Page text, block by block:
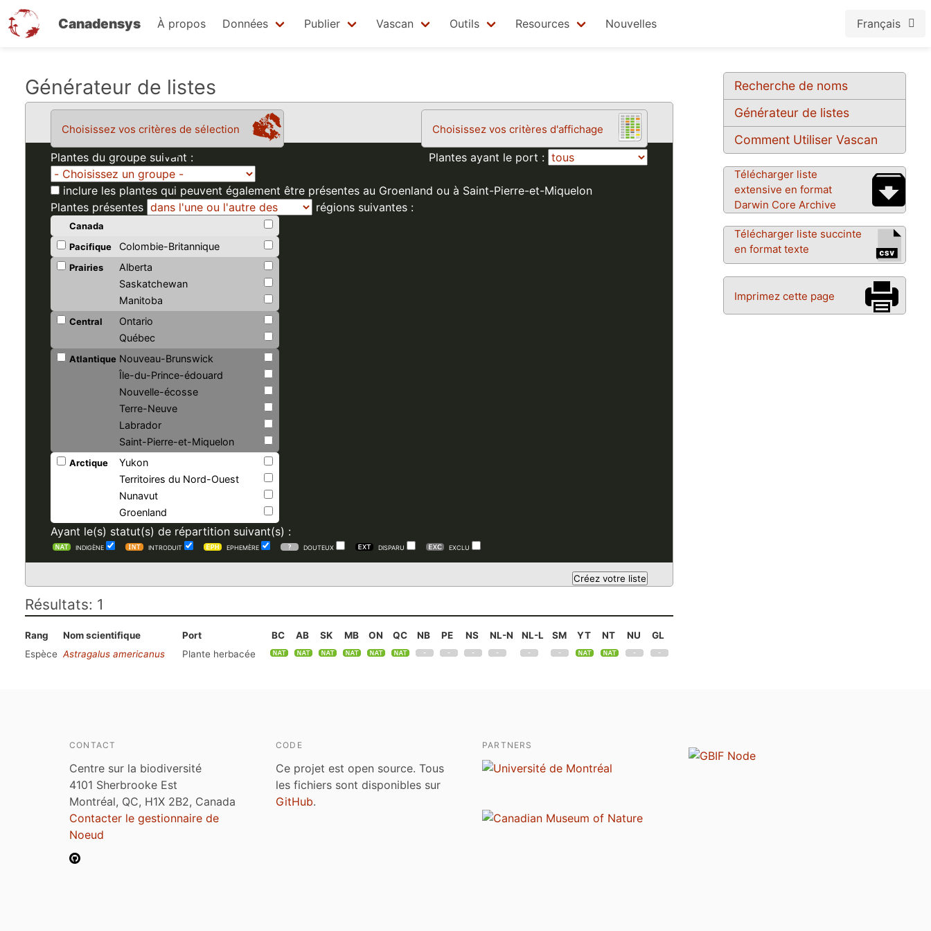
Canadensys À propos Données Publier Vascan Outils Resources Nouvelles Français
Recherche de noms
Générateur de listes
Comment Utiliser Vascan
Télécharger liste
extensive en format
Darwin Core Archive
Télécharger liste succinte
en format texte
Imprimez cette page
Générateur de listes
Choisissez vos critères de sélection Choisissez vos critères d'affichage
Plantes ayant le port :
Plantes du groupe suivant :
inclure les plantes qui peuvent également être présentes au Groenland ou à Saint-Pierre-et-Miquelon
Plantes présentes
régions suivantes :
Canada
Pacifique
Colombie-Britannique
Prairies
Alberta
Saskatchewan
Manitoba
Central
Ontario
Québec
Atlantique Nouveau-Brunswick
Île-du-Prince-édouard
Nouvelle-écosse
Terre-Neuve
Labrador
Saint-Pierre-et-Miquelon
Arctique
Yukon
Territoires du Nord-Ouest
Nunavut
Groenland
Ayant le(s) statut(s) de répartition suivant(s) :
INDIGÈNE INTRODUIT EPHEMÈRE DOUTEUX DISPARU EXCLU
Résultats: 1
Rang Nom scientifique Port BC AB SK MB ON QC NB PE NS NL-N NL-L SM YT NT NU
GL
Espèce Astragalus americanus Plante herbacée
CONTACT
Centre sur la biodiversité
4101 Sherbrooke Est
Montréal, QC, H1X 2B2, Canada
Contacter le gestionnaire de
Noeud
CODE
Ce projet est open source. Tous
les fichiers sont disponibles sur
GitHub.
PARTNERS